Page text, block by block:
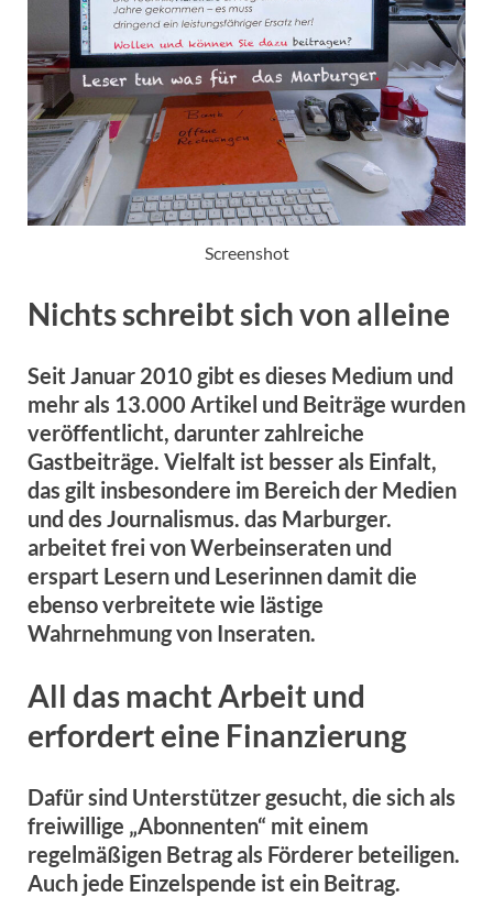
Screenshot
Nichts schreibt sich von alleine
Seit Januar 2010 gibt es dieses Medium und
mehr als 13.000 Artikel und Beiträge wurden
veröffentlicht, darunter zahlreiche
Gastbeiträge. Vielfalt ist besser als Einfalt,
das gilt insbesondere im Bereich der Medien
und des Journalismus. das Marburger.
arbeitet frei von Werbeinseraten und
erspart Lesern und Leserinnen damit die
ebenso verbreitete wie lästige
Wahrnehmung von Inseraten.
All das macht Arbeit und
erfordert eine Finanzierung
Dafür sind Unterstützer gesucht, die sich als
freiwillige „Abonnenten“ mit einem
regelmäßigen Betrag als Förderer beteiligen.
Auch jede Einzelspende ist ein Beitrag.